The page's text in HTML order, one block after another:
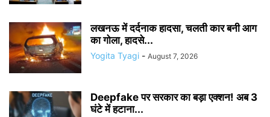
लखनऊ में दर्दनाक हादसा, चलती कार बनी आग
का गोला, हादसे...
Yogita Tyagi - August 7, 2026
Deepfake पर सरकार का बड़ा एक्शन! अब 3
घंटे में हटाना...